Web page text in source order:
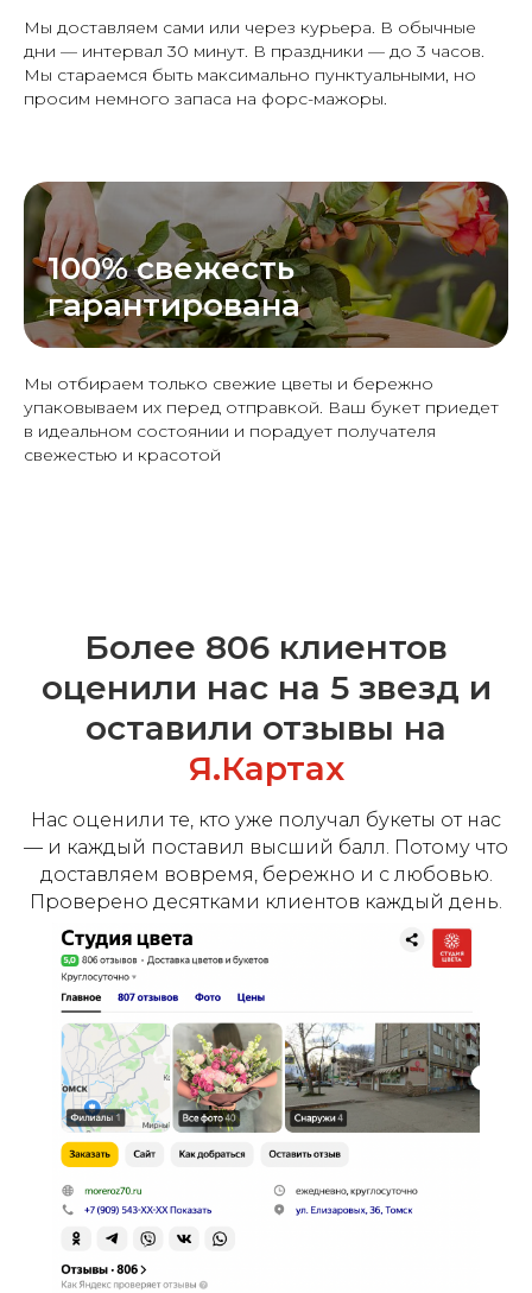
Мы доставляем сами или через курьера. В обычные
дни — интервал 30 минут. В праздники — до 3 часов.
Мы стараемся быть максимально пунктуальными, но
просим немного запаса на форс-мажоры.
100% свежесть
гарантирована
Мы отбираем только свежие цветы и бережно
упаковываем их перед отправкой. Ваш букет приедет
в идеальном состоянии и порадует получателя
свежестью и красотой
Более 806 клиентов
оценили нас на 5 звезд и
оставили отзывы на
Я.Картах
Нас оценили те, кто уже получал букеты от нас
— и каждый поставил высший балл. Потому что
доставляем вовремя, бережно и с любовью.
Проверено десятками клиентов каждый день.